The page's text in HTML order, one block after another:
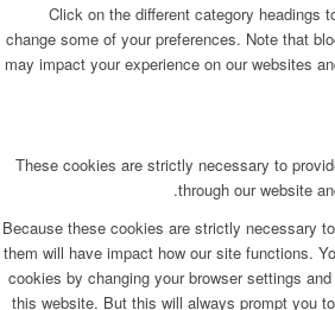
Click on the different category headings
change some of your preferences. Note that
may impact your experience on our websites
These cookies are strictly necessary to
through our website
Because these cookies are strictly necessary
them will have impact how our site functions.
cookies by changing your browser settings
this website. But this will always prompt you